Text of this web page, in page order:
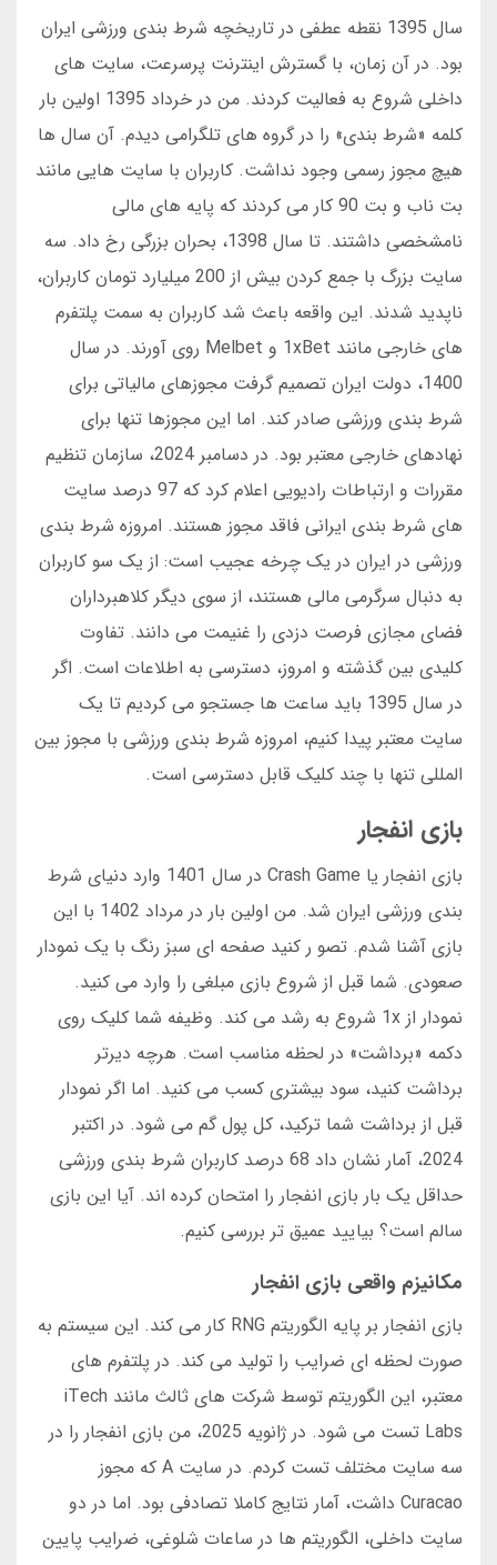
سال 1395 نقطه عطفی در تاریخچه شرط بندی ورزشی ایران
بود. در آن زمان، با گسترش اینترنت پرسرعت، سایت های
داخلی شروع به فعالیت کردند. من در خرداد 1395 اولین بار
کلمه «شرط بندی» را در گروه های تلگرامی دیدم. آن سال ها
هیچ مجوز رسمی وجود نداشت. کاربران با سایت هایی مانند
بت ناب و بت 90 کار می کردند که پایه های مالی
نامشخصی داشتند. تا سال 1398، بحران بزرگی رخ داد. سه
سایت بزرگ با جمع کردن بیش از 200 میلیارد تومان کاربران،
ناپدید شدند. این واقعه باعث شد کاربران به سمت پلتفرم
های خارجی مانند 1xBet و Melbet روی آورند. در سال
1400، دولت ایران تصمیم گرفت مجوزهای مالیاتی برای
شرط بندی ورزشی صادر کند. اما این مجوزها تنها برای
نهادهای خارجی معتبر بود. در دسامبر 2024، سازمان تنظیم
مقررات و ارتباطات رادیویی اعلام کرد که 97 درصد سایت
های شرط بندی ایرانی فاقد مجوز هستند. امروزه شرط بندی
ورزشی در ایران در یک چرخه عجیب است: از یک سو کاربران
به دنبال سرگرمی مالی هستند، از سوی دیگر کلاهبرداران
فضای مجازی فرصت دزدی را غنیمت می دانند. تفاوت
کلیدی بین گذشته و امروز، دسترسی به اطلاعات است. اگر
در سال 1395 باید ساعت ها جستجو می کردیم تا یک
سایت معتبر پیدا کنیم، امروزه شرط بندی ورزشی با مجوز بین
المللی تنها با چند کلیک قابل دسترسی است.
بازی انفجار
بازی انفجار یا Crash Game در سال 1401 وارد دنیای شرط
بندی ورزشی ایران شد. من اولین بار در مرداد 1402 با این
بازی آشنا شدم. تصو ر کنید صفحه ای سبز رنگ با یک نمودار
صعودی. شما قبل از شروع بازی مبلغی را وارد می کنید.
نمودار از 1x شروع به رشد می کند. وظیفه شما کلیک روی
دکمه «برداشت» در لحظه مناسب است. هرچه دیرتر
برداشت کنید، سود بیشتری کسب می کنید. اما اگر نمودار
قبل از برداشت شما ترکید، کل پول گم می شود. در اکتبر
2024، آمار نشان داد 68 درصد کاربران شرط بندی ورزشی
حداقل یک بار بازی انفجار را امتحان کرده اند. آیا این بازی
سالم است؟ بیایید عمیق تر بررسی کنیم.
مکانیزم واقعی بازی انفجار
بازی انفجار بر پایه الگوریتم RNG کار می کند. این سیستم به
صورت لحظه ای ضرایب را تولید می کند. در پلتفرم های
معتبر، این الگوریتم توسط شرکت های ثالث مانند iTech
Labs تست می شود. در ژانویه 2025، من بازی انفجار را در
سه سایت مختلف تست کردم. در سایت A که مجوز
Curacao داشت، آمار نتایج کاملا تصادفی بود. اما در دو
سایت داخلی، الگوریتم ها در ساعات شلوغی، ضرایب پایین